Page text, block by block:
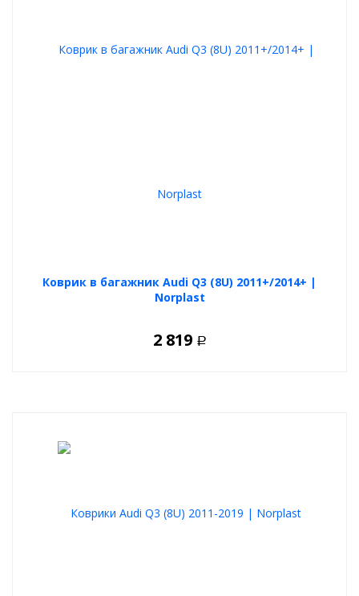
Коврик в багажник Audi Q3 (8U) 2011+/2014+ |
Norplast
2 819 Р